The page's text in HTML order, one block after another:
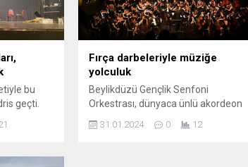
bu
geçti.
Türk
Fırça darbeleriyle müziğe
yolculuk
Beylikdüzü Gençlik Senfoni
Orkestrası, dünyaca ünlü akordeon
ustası Mirco Patarini ve ressam
Şerivan Tutuş ile birlikte Beylikdüzü
31.01.2024 0 12